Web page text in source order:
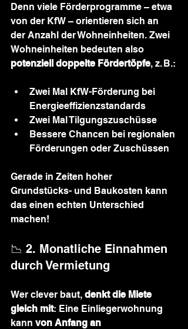
Denn viele Förderprogramme – etwa
von der KfW – orientieren sich an
der Anzahl der Wohneinheiten. Zwei
Wohneinheiten bedeuten also
potenziell doppelte Fördertöpfe, z. B.:
Zwei Mal KfW-Förderung bei
Energieeffizienzstandards
Zwei Mal Tilgungszuschüsse
Bessere Chancen bei regionalen
Förderungen oder Zuschüssen
Gerade in Zeiten hoher
Grundstücks- und Baukosten kann
das einen echten Unterschied
machen!
📉 2. Monatliche Einnahmen
durch Vermietung
Wer clever baut, denkt die Miete
gleich mit: Eine Einliegerwohnung
kann von Anfang an